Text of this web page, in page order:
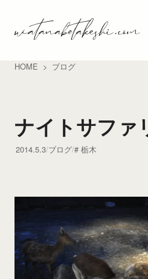
HOME ブログ
ナイトサファ
2014.5.3 ブログ 栃木